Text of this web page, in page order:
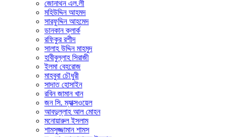
জোনাথন এল.লী
মহিউদ্দিন আহমদ
সারফুদ্দিন আহমেদ
ডানকান ক্লার্ক
রফিকুর রশীদ
সালাহ উদ্দিন মাহমুদ
হাবীবুল্লাহ সিরাজী
ইলমা বেহরোজ
মাহবুবা চৌধুরী
সাদাত হোসাইন
রবিন জামান খান
জন সি. ম্যাক্সওয়েল
আবদুল্লাহ আল মোহন
মনোয়ারুল ইসলাম
শামসুজ্জামান শামস